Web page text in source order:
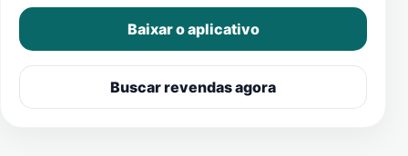
Baixar o aplicativo
Buscar revendas agora